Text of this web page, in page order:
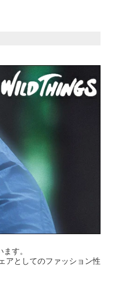
す。
アとしてのファッション性